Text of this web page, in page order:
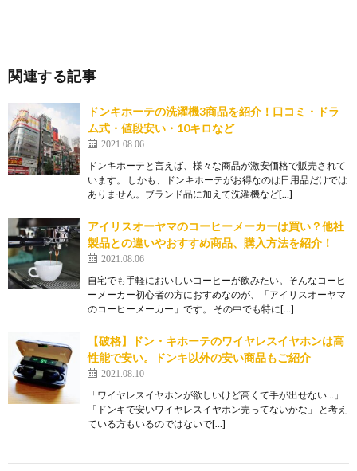
関連する記事
ドンキホーテの洗濯機3商品を紹介！口コミ・ドラ
ム式・値段安い・10キロなど
2021.08.06
ドンキホーテと言えば、様々な商品が激安価格で販売されて
います。 しかも、ドンキホーテがお得なのは日用品だけでは
ありません。ブランド品に加えて洗濯機など[…]
アイリスオーヤマのコーヒーメーカーは買い？他社
製品との違いやおすすめ商品、購入方法を紹介！
2021.08.06
自宅でも手軽においしいコーヒーが飲みたい。そんなコーヒ
ーメーカー初心者の方におすめなのが、「アイリスオーヤマ
のコーヒーメーカー」です。 その中でも特に[…]
【破格】ドン・キホーテのワイヤレスイヤホンは高
性能で安い。ドンキ以外の安い商品もご紹介
2021.08.10
「ワイヤレスイヤホンが欲しいけど高くて手が出せない…」
「ドンキで安いワイヤレスイヤホン売ってないかな」 と考え
ている方もいるのではないで[…]